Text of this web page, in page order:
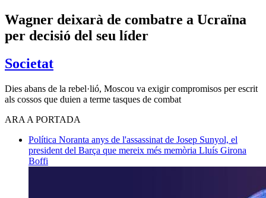
Wagner deixarà de combatre a Ucraïna
per decisió del seu líder
Societat
Dies abans de la rebel·lió, Moscou va exigir compromisos per escrit
als cossos que duien a terme tasques de combat
ARA A PORTADA
Política Noranta anys de l'assassinat de Josep Sunyol, el
president del Barça que mereix més memòria Lluís Girona
Boffi